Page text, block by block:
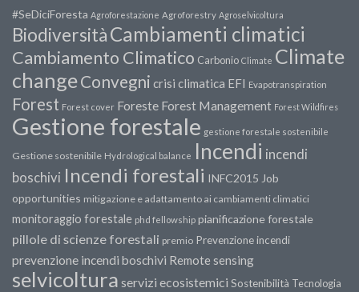
#SeDiciForesta Agroforestazione Agroforestry Agroselvicoltura
BiodiversitàCambiamenti climatici
Cambiamento Climatico Carbonio Climate Climate
changeConvegni crisi climatica EFI Evapotranspiration
Forest Forest cover Foreste Forest Management Forest Wildfires
Gestione forestale gestione forestale sostenibile
Gestione sostenibile Hydrological balance Incendi incendi
boschivi Incendi forestali INFC2015 Job
opportunities mitigazione e adattamento ai cambiamenti climatici
monitoraggio forestale phd fellowship pianificazione forestale
pillole di scienze forestali premio Prevenzione incendi
prevenzione incendi boschivi Remote sensing
selvicoltura servizi ecosistemici Sostenibilità Tecnologia